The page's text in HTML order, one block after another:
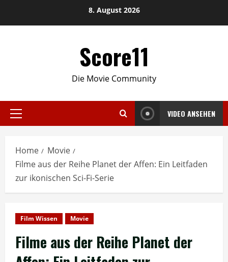
8. August 2026
Score11
Die Movie Community
Primary
VIDEO ANSEHEN
Home
Movie
Filme aus der Reihe Planet der Affen: Ein Leitfaden
zur ikonischen Sci-Fi-Serie
Film Wissen Movie
Filme aus der Reihe Planet der